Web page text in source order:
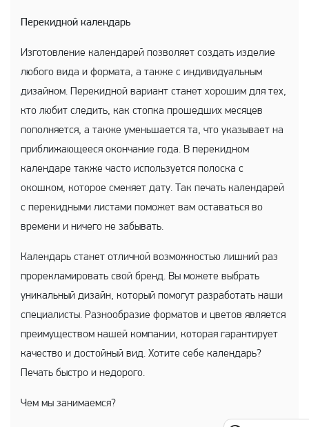
Перекидной календарь
Изготовление календарей позволяет создать изделие
любого вида и формата, а также с индивидуальным
дизайном. Перекидной вариант станет хорошим для тех,
кто любит следить, как стопка прошедших месяцев
пополняется, а также уменьшается та, что указывает на
приближающееся окончание года. В перекидном
календаре также часто используется полоска с
окошком, которое сменяет дату. Так печать календарей
с перекидными листами поможет вам оставаться во
времени и ничего не забывать.
Календарь станет отличной возможностью лишний раз
прорекламировать свой бренд. Вы можете выбрать
уникальный дизайн, который помогут разработать наши
специалисты. Разнообразие форматов и цветов является
преимуществом нашей компании, которая гарантирует
качество и достойный вид. Хотите себе календарь?
Печать быстро и недорого.
Чем мы занимаемся?